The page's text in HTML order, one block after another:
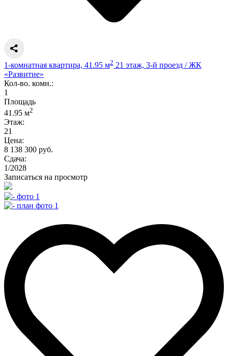
1-комнатная квартира, 41.95 м2 21 этаж, 3-й проезд / ЖК
«Развитие»
Кол-во. комн.:
1
Площадь
41.95 м2
Этаж:
21
Цена:
8 138 300 руб.
Сдача:
1/2028
Записаться на просмотр